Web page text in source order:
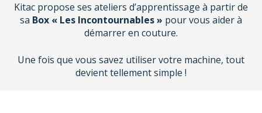
Kitac propose ses ateliers d’apprentissage à partir de
sa Box « Les Incontournables » pour vous aider à
démarrer en couture.
Une fois que vous savez utiliser votre machine, tout
devient tellement simple !